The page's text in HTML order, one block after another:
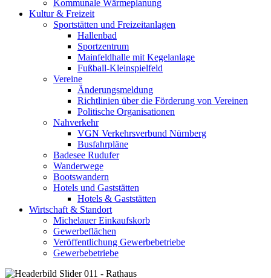
Kommunale Wärmeplanung
Kultur & Freizeit
Sportstätten und Freizeitanlagen
Hallenbad
Sportzentrum
Mainfeldhalle mit Kegelanlage
Fußball-Kleinspielfeld
Vereine
Änderungsmeldung
Richtlinien über die Förderung von Vereinen
Politische Organisationen
Nahverkehr
VGN Verkehrsverbund Nürnberg
Busfahrpläne
Badesee Rudufer
Wanderwege
Bootswandern
Hotels und Gaststätten
Hotels & Gaststätten
Wirtschaft & Standort
Michelauer Einkaufskorb
Gewerbeflächen
Veröffentlichung Gewerbebetriebe
Gewerbebetriebe